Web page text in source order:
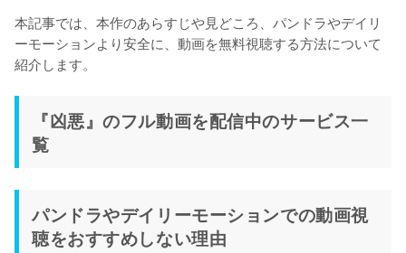
本記事では、本作のあらすじや見どころ、パンドラやデイリ
ーモーションより安全に、動画を無料視聴する方法について
紹介します。
『凶悪』のフル動画を配信中のサービス一
覧
パンドラやデイリーモーションでの動画視
聴をおすすめしない理由